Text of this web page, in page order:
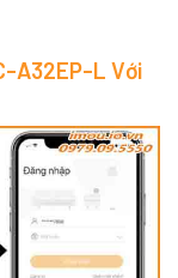
A32EP-L Với